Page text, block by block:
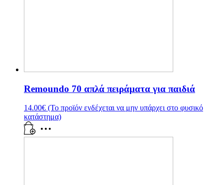
Remoundo 70 απλά πειράματα για παιδιά
14.00€ (Το προϊόν ενδέχεται να μην υπάρχει στο φυσικό
κατάστημα)